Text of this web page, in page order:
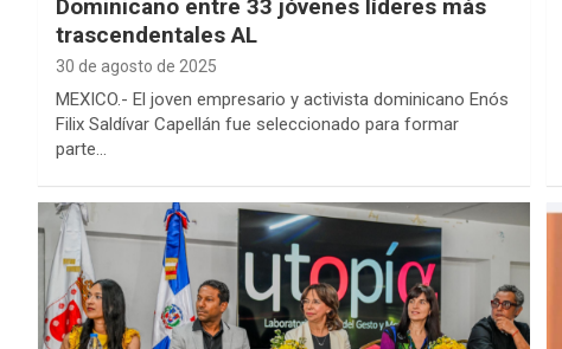
Dominicano entre 33 jóvenes líderes más
trascendentales AL
30 de agosto de 2025
MEXICO.- El joven empresario y activista dominicano Enós
Filix Saldívar Capellán fue seleccionado para formar
parte…